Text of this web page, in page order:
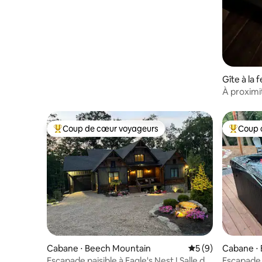
Gîte à la
À
Coups de cœur voyageurs les plus appréciés
Coup de cœur voyageurs
Cabane ⋅ Beech Mountain Évaluation
5 (9)
Coups
Coup
Cabane ⋅